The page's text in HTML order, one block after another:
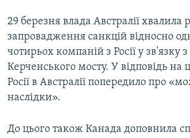
29 березня влада Австралії хвалила
запровадження санкцій відносно
чотирьох компаній з Росії у зв'язку
Керченського мосту. У відповідь на
Росії в Австралії попередило про
наслідки».
До цього також Канада доповнила